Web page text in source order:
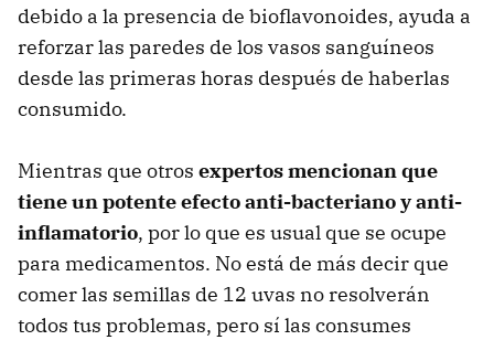
debido a la presencia de bioflavonoides, ayuda a
reforzar las paredes de los vasos sanguíneos
desde las primeras horas después de haberlas
consumido.
Mientras que otros expertos mencionan que
tiene un potente efectoanti-bacteriano y anti-
inflamatorio, por lo que es usual que se ocupe
para medicamentos. No está de más decir que
comer las semillas de 12 uvas no resolverán
todos tus problemas, pero sí las consumes